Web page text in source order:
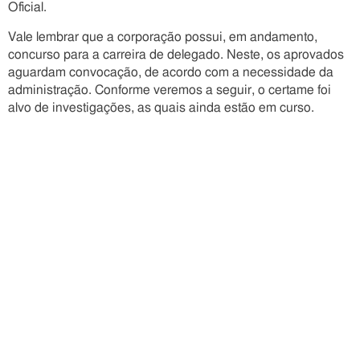
Oficial.
Vale lembrar que a corporação possui, em andamento,
concurso para a carreira de delegado. Neste, os aprovados
aguardam convocação, de acordo com a necessidade da
administração. Conforme veremos a seguir, o certame foi
alvo de investigações, as quais ainda estão em curso.